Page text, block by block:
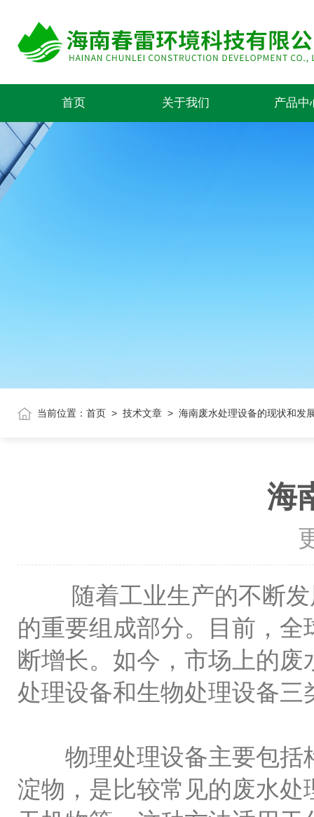
首页 关于我们 产品中
当前位置： 首页 > 技术文章 > 海南废水处理设备的现状和发
海
随着工业生产的不断发
的重要组成部分。目前，
断增长。如今，市场上的
处理设备和生物处理设备三
物理处理设备主要包括
淀物，是比较常见的废水